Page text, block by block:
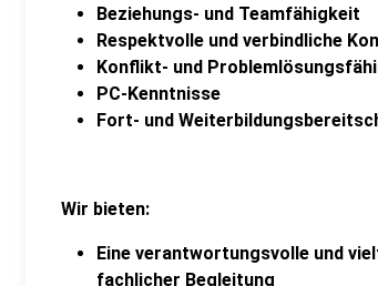
Beziehungs- und Teamfähigkeit
Respektvolle und verbindliche
Konflikt- und
PC-Kenntnisse
Fort- und
Wir bieten:
Eine verantwortungsvolle und
fachlicher Begleitung